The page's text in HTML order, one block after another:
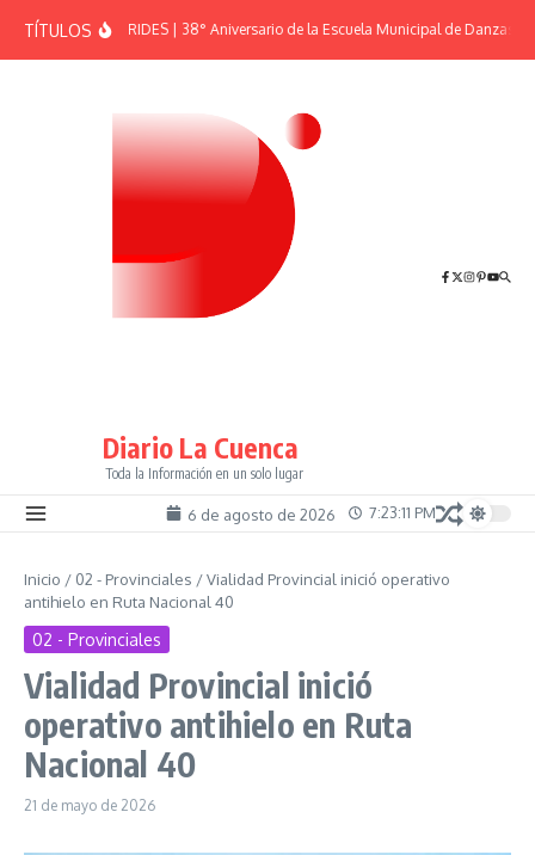
TÍTULOSEFEMÉRIDES | 38° Aniversario de la Escuela Municipal de Danzas “El
Diario La Cuenca
Toda la Información en un solo lugar
6 de agosto de 2026 7:23:12 PM
Inicio / 02 - Provinciales /Vialidad Provincial inició operativo
antihielo en Ruta Nacional 40
02 - Provinciales
Vialidad Provincial inició
operativo antihielo en Ruta
Nacional 40
21 de mayo de 2026